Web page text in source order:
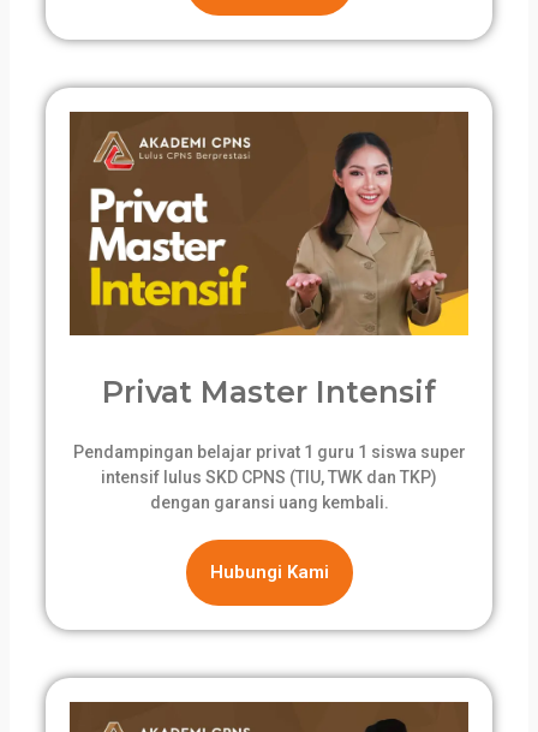
Privat Master Intensif
Pendampingan belajar privat 1 guru 1 siswa super
intensif lulus SKD CPNS (TIU, TWK dan TKP)
dengan garansi uang kembali.
Hubungi Kami